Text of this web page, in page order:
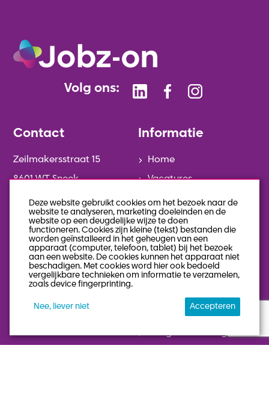
Volg ons:
Contact
Zeilmakersstraat 15
8601 WT Sneek
0515-746014
info@jobz-on.nl
Informatie
Home
Vacatures
Diensten
Over Jobz-on
Contact
Keek op de week
Actueel
Geschiedenis
Deze website gebruikt cookies om het bezoek naar de
website te analyseren, marketing doeleinden en de
website op een deugdelijke wijze te doen
functioneren. Cookies zijn kleine (tekst) bestanden die
worden geïnstalleerd in het geheugen van een
apparaat (computer, telefoon, tablet) bij het bezoek
aan een website. De cookies kunnen het apparaat niet
beschadigen. Met cookies word hier ook bedoeld
vergelijkbare technieken om informatie te verzamelen,
zoals device fingerprinting.
Nee, liever niet Accepteren